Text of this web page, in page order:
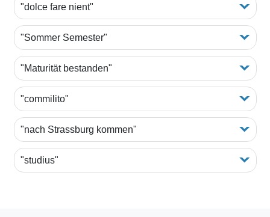
"dolce fare nient"
"Sommer Semester"
"Maturität bestanden"
"commilito"
"nach Strassburg kommen"
"studius"